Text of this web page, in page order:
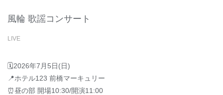
風輪 歌謡コンサート
LIVE
🗓2026年7月5日(日)
📍ホテル123 前橋マーキュリー
⏰昼の部 開場10:30/開演11:00